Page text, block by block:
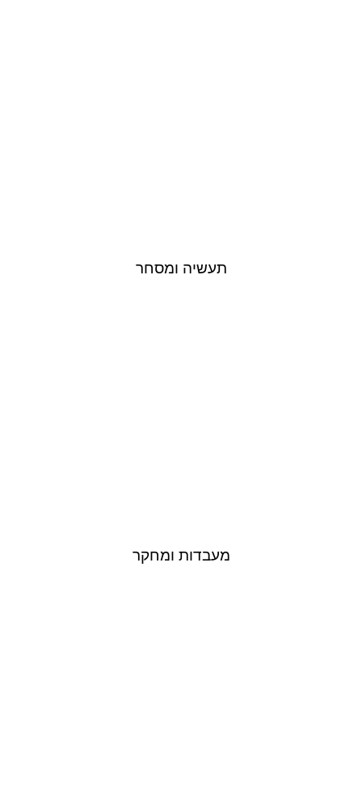
תעשיה ומסחר
מעבדות ומחקר